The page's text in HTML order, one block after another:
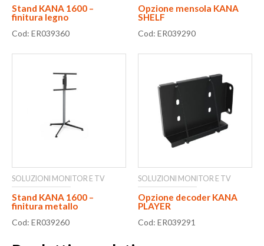
Stand KANA 1600 –
finitura legno
Cod: ER039360
Opzione mensola KANA
SHELF
Cod: ER039290
SOLUZIONI MONITOR E TV
Stand KANA 1600 –
finitura metallo
Cod: ER039260
SOLUZIONI MONITOR E TV
Opzione decoder KANA
PLAYER
Cod: ER039291